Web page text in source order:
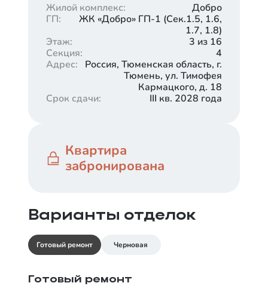
Жилой комплекс:
Добро
ГП:
ЖК «Добро» ГП-1 (Cек.1.5, 1.6,
1.7, 1.8)
Этаж:
3 из 16
Секция:
4
Адрес:
Россия, Тюменская область, г.
Тюмень, ул. Тимофея
Кармацкого, д. 18
Срок сдачи: III кв. 2028 года
Квартира
забронирована
Варианты отделок
Готовый ремонт Черновая
Готовый ремонт